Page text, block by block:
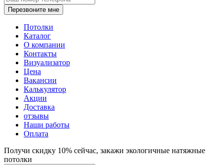
Перезвоните мне
Потолки
Каталог
О компании
Контакты
Визуализатор
Цена
Вакансии
Калькулятор
Акции
Доставка
отзывы
Наши работы
Оплата
Получи скидку 10% сейчас, закажи экологичные натяжные
потолки